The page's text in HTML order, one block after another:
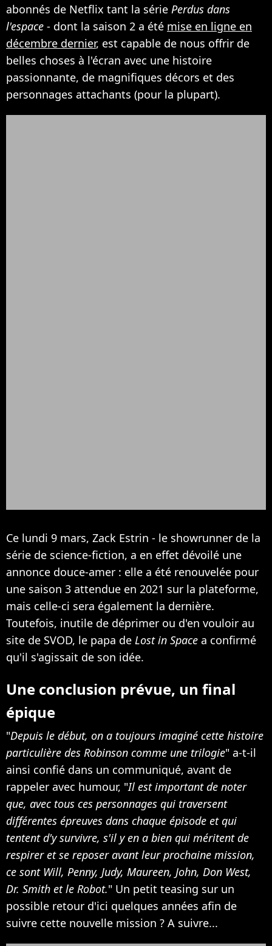
abonnés de Netflix tant la série Perdus dans
l'espace - dont la saison 2 a été mise en ligne en
décembre dernier, est capable de nous offrir de
belles choses à l'écran avec une histoire
passionnante, de magnifiques décors et des
personnages attachants (pour la plupart).
Ce lundi 9 mars, Zack Estrin - le showrunner de la
série de science-fiction, a en effet dévoilé une
annonce douce-amer : elle a été renouvelée pour
une saison 3 attendue en 2021 sur la plateforme,
mais celle-ci sera également la dernière.
Toutefois, inutile de déprimer ou d'en vouloir au
site de SVOD, le papa de Lost in Space a confirmé
qu'il s'agissait de son idée.
Une conclusion prévue, un final
épique
"Depuis le début, on a toujours imaginé cette histoire
particulière des Robinson comme une trilogie" a-t-il
ainsi confié dans un communiqué, avant de
rappeler avec humour, "Il est important de noter
que, avec tous ces personnages qui traversent
différentes épreuves dans chaque épisode et qui
tentent d'y survivre, s'il y en a bien qui méritent de
respirer et se reposer avant leur prochaine mission,
ce sont Will, Penny, Judy, Maureen, John, Don West,
Dr. Smith et le Robot." Un petit teasing sur un
possible retour d'ici quelques années afin de
suivre cette nouvelle mission ? A suivre...